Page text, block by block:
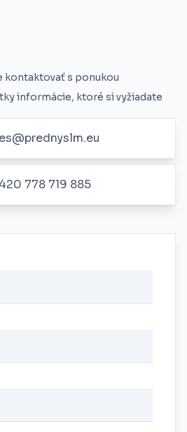
kontaktovať s ponukou
informácie, ktoré si vyžiadate
778 719 885